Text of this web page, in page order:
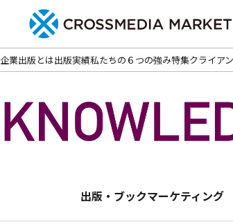
企業出版とは出版実績私たちの６つの強み特集クライア
出版・ブックマーケティング